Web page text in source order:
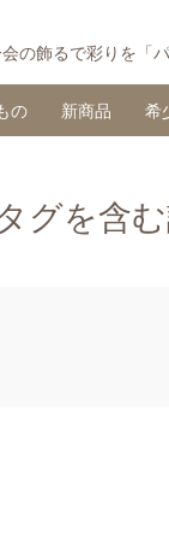
の飾るで彩りを「
の 新商品 希
グを含